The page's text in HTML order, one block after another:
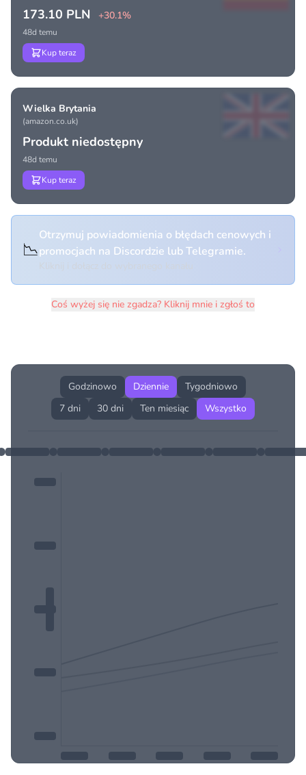
173.10 PLN +30.1%
48d temu
Kup teraz
Wielka Brytania
(amazon.co.uk)
Produkt niedostępny
48d temu
Kup teraz
📉
Otrzymuj powiadomienia o błędach cenowych i
promocjach na Discordzie lub Telegramie.
Coś wyżej się nie zgadza? Kliknij mnie i zgłoś to
Godzinowo Dziennie
Tygodniowo
7 dni
30 dni Ten miesiąc Wszystko